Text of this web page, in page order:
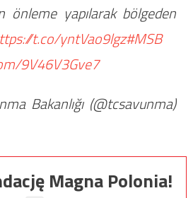
önleme yapılarak bölgeden
t.co/yntVao9lgz#MSB
9V46V3Gve7
Bakanlığı (@tcsavunma)
Magna Polonia!